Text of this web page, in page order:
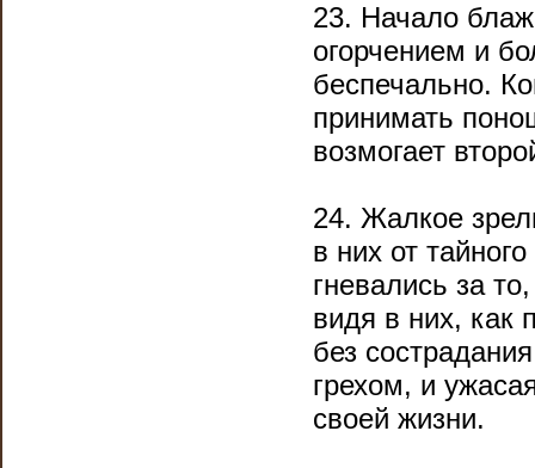
23. Начало
огорчением и
беспечально.
принимать
возмогает
24. Жалкое
в них от
гневались за
видя в них, как
без
грехом, и
своей жизни.